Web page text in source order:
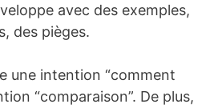
avec des exemples,
des pièges.
une intention “comment
“comparaison”. De plus,